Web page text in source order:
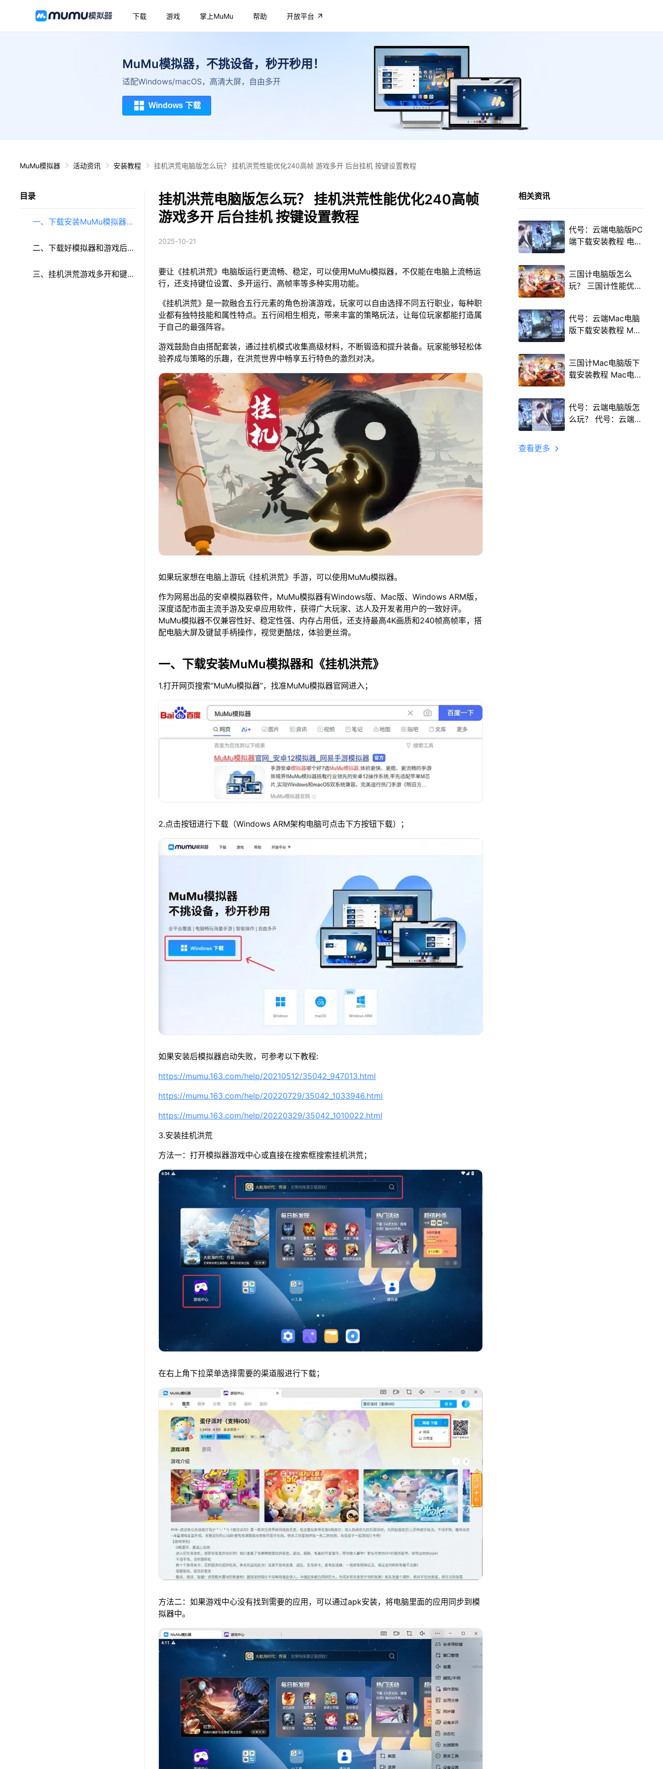
下载 游戏 掌上MuMu 帮助 开放平台
MuMu模拟器，不挑设备，秒开秒用！
适配Windows/macOS，高清大屏，自由多开
Windows 下载
MuMu模拟器 活动资讯 安装教程 挂机洪荒电脑版怎么玩？ 挂机洪荒性能优化240高帧 游戏多开 后台挂机 按键设置教程
目录
一、下载安装MuMu模拟器和
《挂机洪荒》
二、下载好模拟器和游戏后
再参考以下步骤进行设置：
三、挂机洪荒游戏多开和键
挂机洪荒电脑版怎么玩？ 挂机洪荒性能优化240高帧
游戏多开 后台挂机 按键设置教程
2025-10-21
要让《挂机洪荒》电脑版运行更流畅、稳定，可以使用MuMu模拟器，不仅能在电脑上流畅运
行，还支持键位设置、多开运行、高帧率等多种实用功能。
《挂机洪荒》是一款融合五行元素的角色扮演游戏，玩家可以自由选择不同五行职业，每种职
业都有独特技能和属性特点。五行间相生相克，带来丰富的策略玩法，让每位玩家都能打造属
于自己的最强阵容。
游戏鼓励自由搭配套装，通过挂机模式收集高级材料，不断锻造和提升装备。玩家能够轻松体
验养成与策略的乐趣，在洪荒世界中畅享五行特色的激烈对决。
如果玩家想在电脑上游玩《挂机洪荒》手游，可以使用MuMu模拟器。
作为网易出品的安卓模拟器软件，MuMu模拟器有Windows版、Mac版、Windows ARM版，
深度适配市面主流手游及安卓应用软件，获得广大玩家、达人及开发者用户的一致好评。
MuMu模拟器不仅兼容性好、稳定性强、内存占用低，还支持最高4K画质和240帧高帧率，搭
配电脑大屏及键鼠手柄操作，视觉更酷炫，体验更丝滑。
一、下载安装MuMu模拟器和《挂机洪荒》
1.打开网页搜索“MuMu模拟器”，找准MuMu模拟器官网进入；
2.点击按钮进行下载（Windows ARM架构电脑可点击下方按钮下载）；
如果安装后模拟器启动失败，可参考以下教程:
https://mumu.163.com/help/20210512/35042_947013.html
https://mumu.163.com/help/20220729/35042_1033946.html
https://mumu.163.com/help/20220329/35042_1010022.html
3.安装挂机洪荒
方法一：打开模拟器游戏中心或直接在搜索框搜索挂机洪荒；
在右上角下拉菜单选择需要的渠道服进行下载；
方法二：如果游戏中心没有找到需要的应用，可以通过apk安装，将电脑里面的应用同步到模
拟器中。
相关资讯
代号：云端电脑版PC
端下载安装教程 电脑
三国计电脑版怎么
玩？ 三国计性能优化
程
代号：云端Mac电脑
版下载安装教程 Mac
三国计Mac电脑版下
载安装教程 Mac电脑
代号：云端电脑版怎
么玩？ 代号：云端性
查看更多